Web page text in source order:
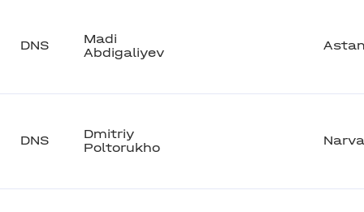
DNS
Madi
Abdigaliyev
DNS
Dmitriy
Poltorukho
Narva